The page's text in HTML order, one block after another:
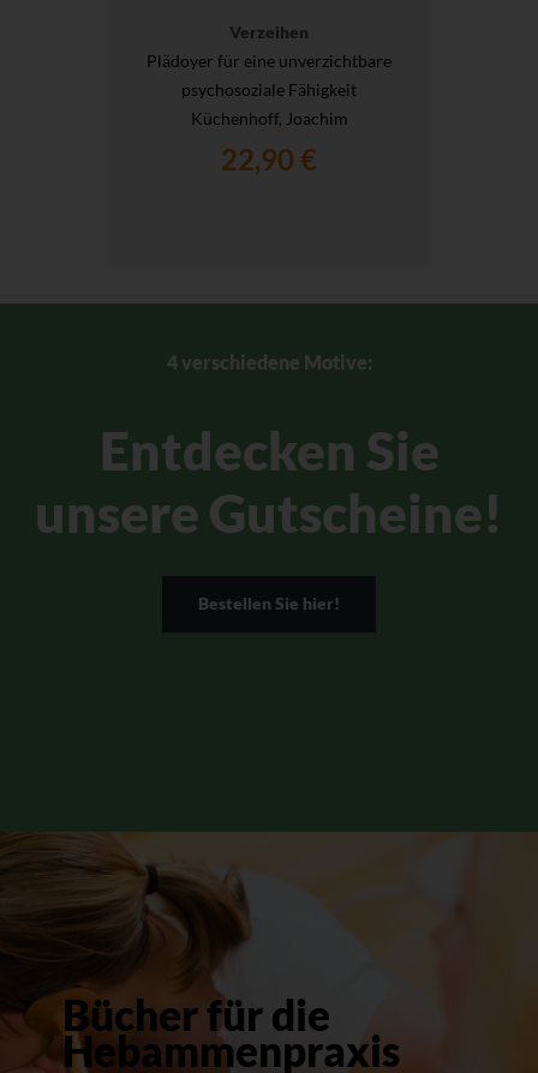
Verzeihen
Plädoyer für eine unverzichtbare
psychosoziale Fähigkeit
Küchenhoff, Joachim
22,90 €
4 verschiedene Motive:
Entdecken Sie
unsere Gutscheine!
Bestellen Sie hier!
Bücher für die
Hebammenpraxis